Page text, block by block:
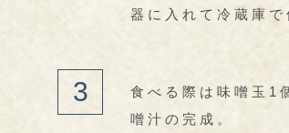
器に入れて冷蔵庫で
食べる際は味噌玉1
噌汁の完成。